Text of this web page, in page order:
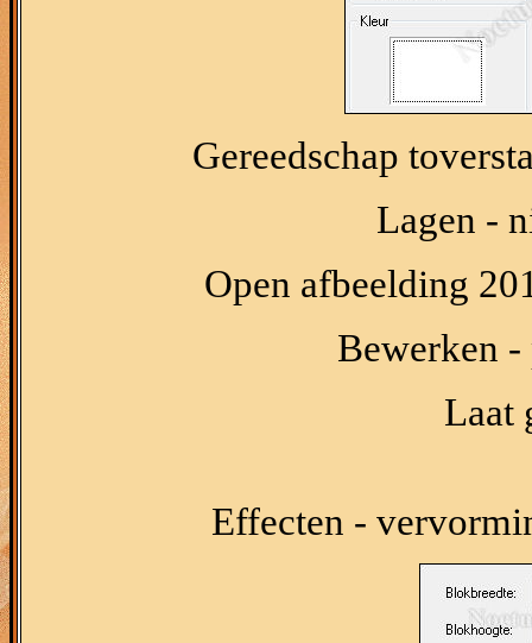
Gereedschap
Lagen -
Open afbeelding
Bewerken
Laat
Effecten -